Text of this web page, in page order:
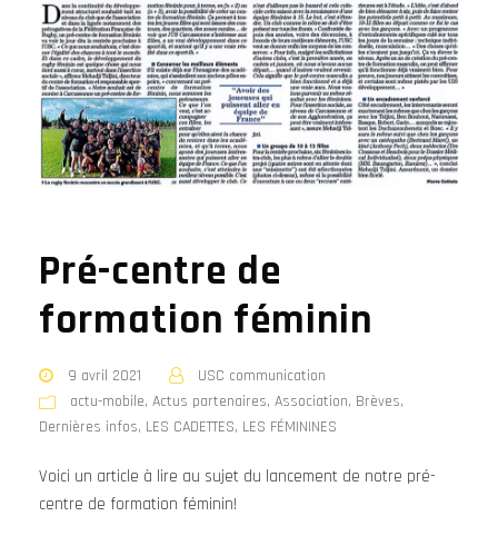
Pré-centre de
formation féminin
9 avril 2021
USC communication
actu-mobile, Actus partenaires, Association, Brèves,
Dernières infos, LES CADETTES, LES FÉMININES
Voici un article à lire au sujet du lancement de notre pré-
centre de formation féminin!